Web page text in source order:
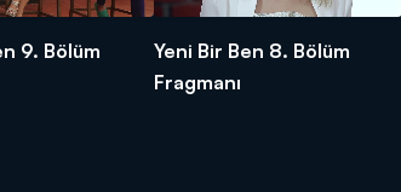
9. Bölüm
Yeni Bir Ben 8. Bölüm
Fragmanı